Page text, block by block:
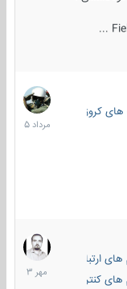
کروز
2
مرداد
1405
ارتباطی و جمع آوری
کنترل آتش و تجهیزات
1
مهر
1403